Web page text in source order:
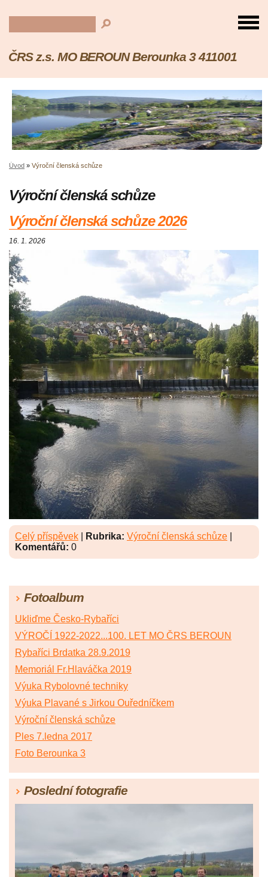
ČRS z.s. MO BEROUN Berounka 3 411001
Úvod » Výroční členská schůze
Výroční členská schůze
Výroční členská schůze 2026
16. 1. 2026
Celý příspěvek Rubrika: Výroční členská schůze
Komentářů: 0
Fotoalbum
Ukliďme Česko-Rybaříci
VÝROČÍ 1922-2022...100. LET MO ČRS BEROUN
Rybaříci Brdatka 28.9.2019
Memoriál Fr.Hlaváčka 2019
Výuka Rybolovné techniky
Výuka Plavané s Jirkou Ouředníčkem
Výroční členská schůze
Ples 7.ledna 2017
Foto Berounka 3
Poslední fotografie